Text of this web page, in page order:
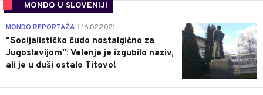
MONDO U SLOVENIJI
4
MONDO REPORTAŽA 16.02.2021.
"Socijalističko čudo nostalgično za
Jugoslavijom": Velenje je izgubilo naziv,
ali je u duši ostalo Titovo!